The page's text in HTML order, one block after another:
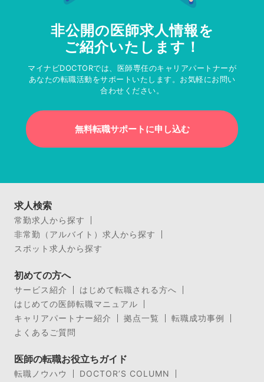
非公開の医師求人情報を
ご紹介いたします！
マイナビDOCTORでは、医師専任のキャリアパートナーが
あなたの転職活動をサポートいたします。お気軽にお問い
合わせください。
無料転職サポートに申し込む
求人検索
常勤求人から探す
非常勤（アルバイト）求人から探す
スポット求人から探す
初めての方へ
サービス紹介
はじめて転職される方へ
はじめての医師転職マニュアル
キャリアパートナー紹介
拠点一覧
転職成功事例
よくあるご質問
医師の転職お役立ちガイド
転職ノウハウ
DOCTOR’S COLUMN